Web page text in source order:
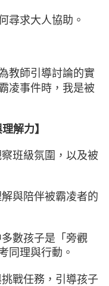
尋求大人協助。
教師引導討論的實
凌事件時，我是被
解力】
班級氛圍，以及被
與陪伴被霸凌者的
數孩子是「旁觀
同理與行動。
戰任務，引導孩子